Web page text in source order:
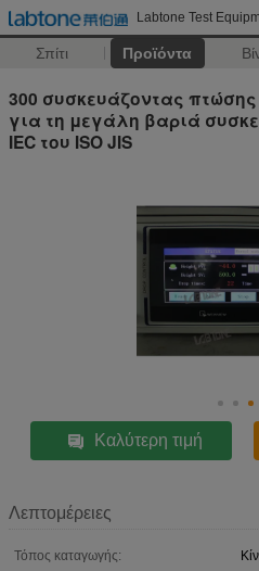
Labtone Test
Σπίτι Προϊόντα
300 συσκευάζοντας
για τη μεγάλη βαριά
IEC του ISO JIS
Καλύτερη τιμή
Λεπτομέρειες
Τόπος καταγωγής: